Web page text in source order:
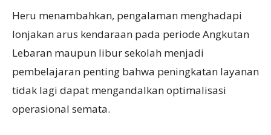
Heru menambahkan, pengalaman menghadapi
lonjakan arus kendaraan pada periode Angkutan
Lebaran maupun libur sekolah menjadi
pembelajaran penting bahwa peningkatan layanan
tidak lagi dapat mengandalkan optimalisasi
operasional semata.